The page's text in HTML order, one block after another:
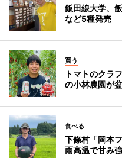
飯田線大学、
など5種発売
買う
トマトのクラ
の小林農園が
食べる
下條村「岡本
雨高温で甘み